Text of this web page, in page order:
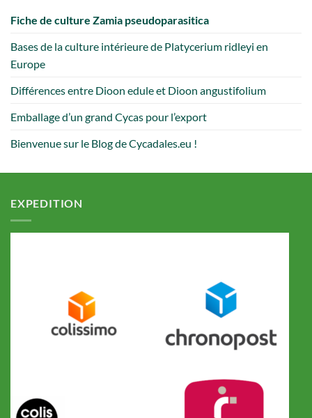
Fiche de culture Zamia pseudoparasitica
Bases de la culture intérieure de Platycerium ridleyi en
Europe
Différences entre Dioon edule et Dioon angustifolium
Emballage d’un grand Cycas pour l’export
Bienvenue sur le Blog de Cycadales.eu !
EXPEDITION